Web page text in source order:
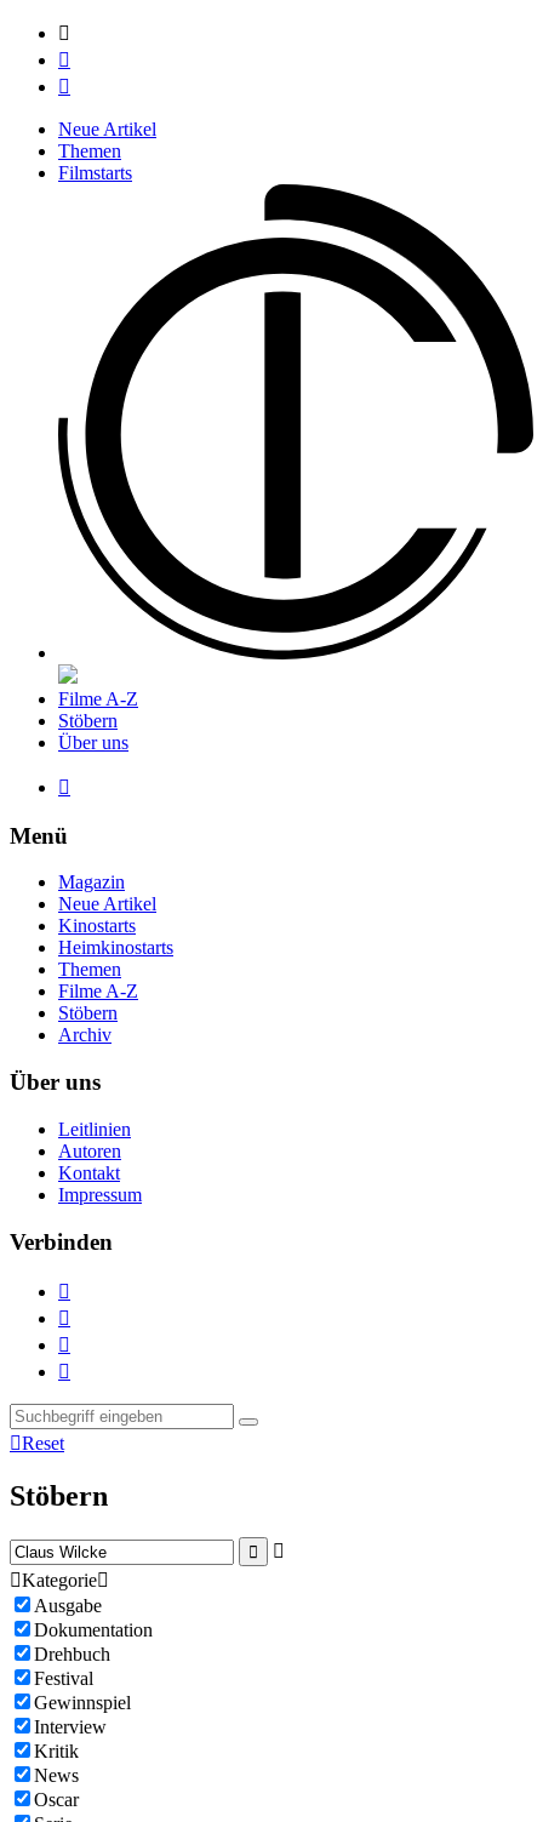



Neue Artikel
Themen
Filmstarts
Filme A-Z
Stöbern
Über uns

Menü
Magazin
Neue Artikel
Kinostarts
Heimkinostarts
Themen
Filme A-Z
Stöbern
Archiv
Über uns
Leitlinien
Autoren
Kontakt
Impressum
Verbinden




Reset
Stöbern


Kategorie
Ausgabe
Dokumentation
Drehbuch
Festival
Gewinnspiel
Interview
Kritik
News
Oscar